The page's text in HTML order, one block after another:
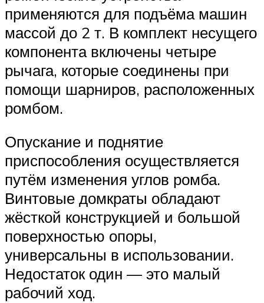
применяются для подъёма машин
массой до 2 т. В комплект несущего
компонента включены четыре
рычага, которые соединены при
помощи шарниров, расположенных
ромбом.
Опускание и поднятие
приспособления осуществляется
путём изменения углов ромба.
Винтовые домкраты обладают
жёсткой конструкцией и большой
поверхностью опоры,
универсальны в использовании.
Недостаток один — это малый
рабочий ход.